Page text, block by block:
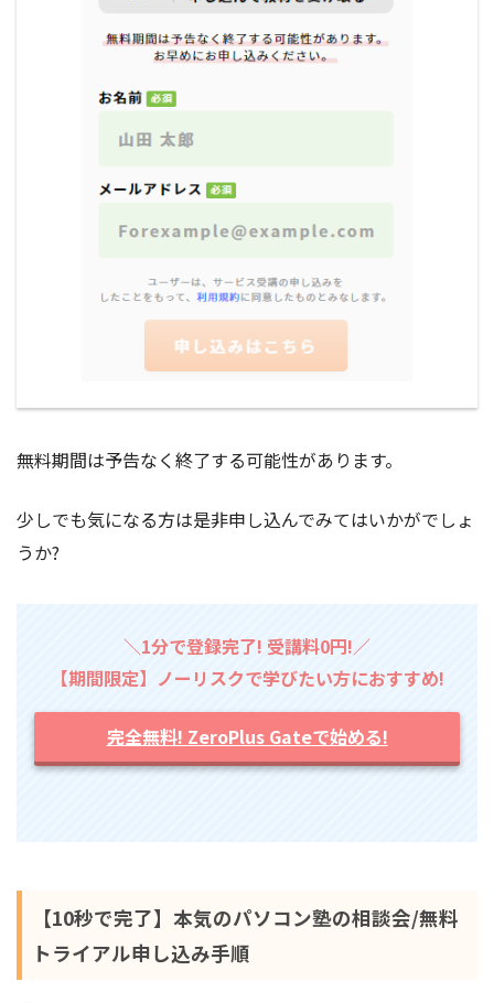
無料期間は予告なく終了する可能性があります。
少しでも気になる方は是非申し込んでみてはいかがでしょ
うか?
＼1分で登録完了! 受講料0円!／
【期間限定】ノーリスクで学びたい方におすすめ!
完全無料! ZeroPlus Gateで始める!
【10秒で完了】本気のパソコン塾の相談会/無料
トライアル申し込み手順